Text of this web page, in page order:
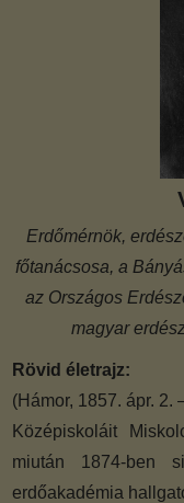
Erdőmérnök,
főtanácsosa, a
az Országos
magyar
Rövid életrajz:
(Hámor, 1857. ápr. 2.
Középiskoláit
miután 1874-ben
erdőakadémia